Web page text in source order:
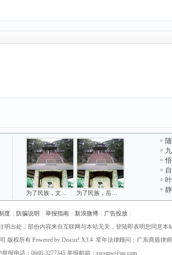
为了民族，文天祥被俘于方饭亭 为了民族，岳飞冤死于风波亭
度 防骗说明 举报指南 新浪微博 广告投放
出处，部份内容来自互联网与本站无关，登陆即表明您同意本
版权所有 Powered by Discuz! X3.4 常年法律顾问：广东商盾律
报电话：0660-3277345 举报邮箱：swsmw@qq.com